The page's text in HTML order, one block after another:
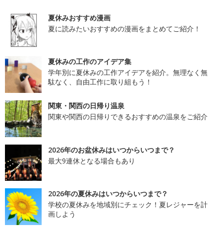
夏休みおすすめ漫画
夏に読みたいおすすめの漫画をまとめてご紹介！
夏休みの工作のアイデア集
学年別に夏休みの工作アイデアを紹介。無理なく無
駄なく、自由工作に取り組もう！
関東・関西の日帰り温泉
関東や関西の日帰りできるおすすめの温泉をご紹介
2026年のお盆休みはいつからいつまで？
最大9連休となる場合もあり
2026年の夏休みはいつからいつまで？
学校の夏休みを地域別にチェック！夏レジャーを計
画しよう